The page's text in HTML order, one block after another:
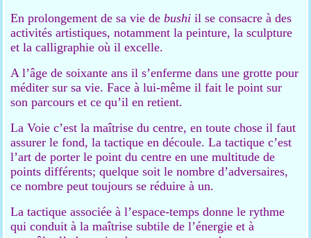
En prolongement de sa vie debushi il se consacre à des
activités artistiques, notamment la peinture, la sculpture
et la calligraphie où il excelle.
A l’âge de soixante ans il s’enferme dans une grotte pour
méditer sur sa vie. Face à lui-même il fait le point sur
son parcours et ce qu’il en retient.
La Voie c’est la maîtrise du centre, en toute chose il faut
assurer le fond, la tactique en découle. La tactique c’est
l’art de porter le point du centre en une multitude de
points différents; quelque soit le nombre d’adversaires,
ce nombre peut toujours se réduire à un.
La tactique associée à l’espace-temps donne le rythme
qui conduit à la maîtrise subtile de l’énergie et à